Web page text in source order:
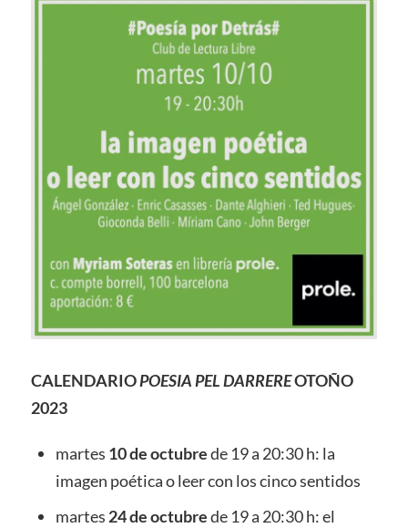
CALENDARIOPOESIA PEL DARREREOTOÑO
2023
martes 10 de octubrede 19 a 20:30 h: la
imagen poética o leer con los cinco sentidos
martes 24 de octubrede 19 a 20:30 h: el